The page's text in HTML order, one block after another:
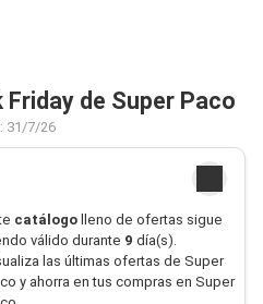
de Super Paco
31/7/26
catálogo lleno de ofertas sigue
válido durante 9 día(s).
las últimas ofertas de Super
y ahorra en tus compras en Super